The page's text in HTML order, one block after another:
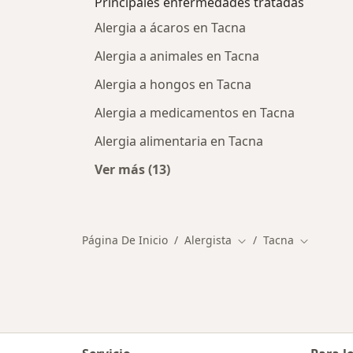
Alergia a ácaros en Tacna
Alergia a animales en Tacna
Alergia a hongos en Tacna
Alergia a medicamentos en Tacna
Alergia alimentaria en Tacna
Ver más (13)
Página De Inicio Alergista Cambiar de ciudad
Tacna Cambiar